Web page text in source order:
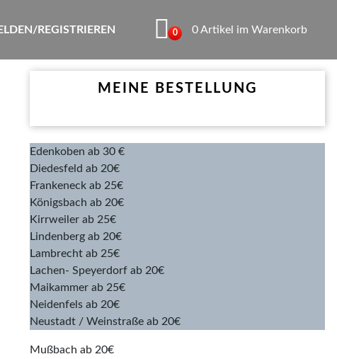
REGISTRIEREN 0 0 Artikel im Warenkorb
MEINE BESTELLUNG
Edenkoben ab 30 €
Diedesfeld ab 20€
Frankeneck ab 25€
Königsbach ab 20€
Kirrweiler ab 25€
Lindenberg ab 20€
Lambrecht ab 25€
Lachen- Speyerdorf ab 20€
Maikammer ab 25€
Neidenfels ab 20€
Neustadt / Weinstraße ab 20€
Mußbach ab 20€